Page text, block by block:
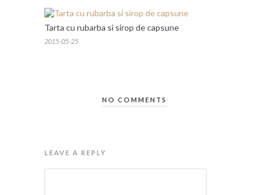
Tarta cu rubarba si sirop de capsune
2015-05-25
NO COMMENTS
LEAVE A REPLY